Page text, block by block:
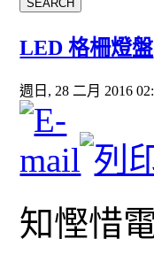
LED 格柵燈盤
週日, 28 二月 2016
知慳惜